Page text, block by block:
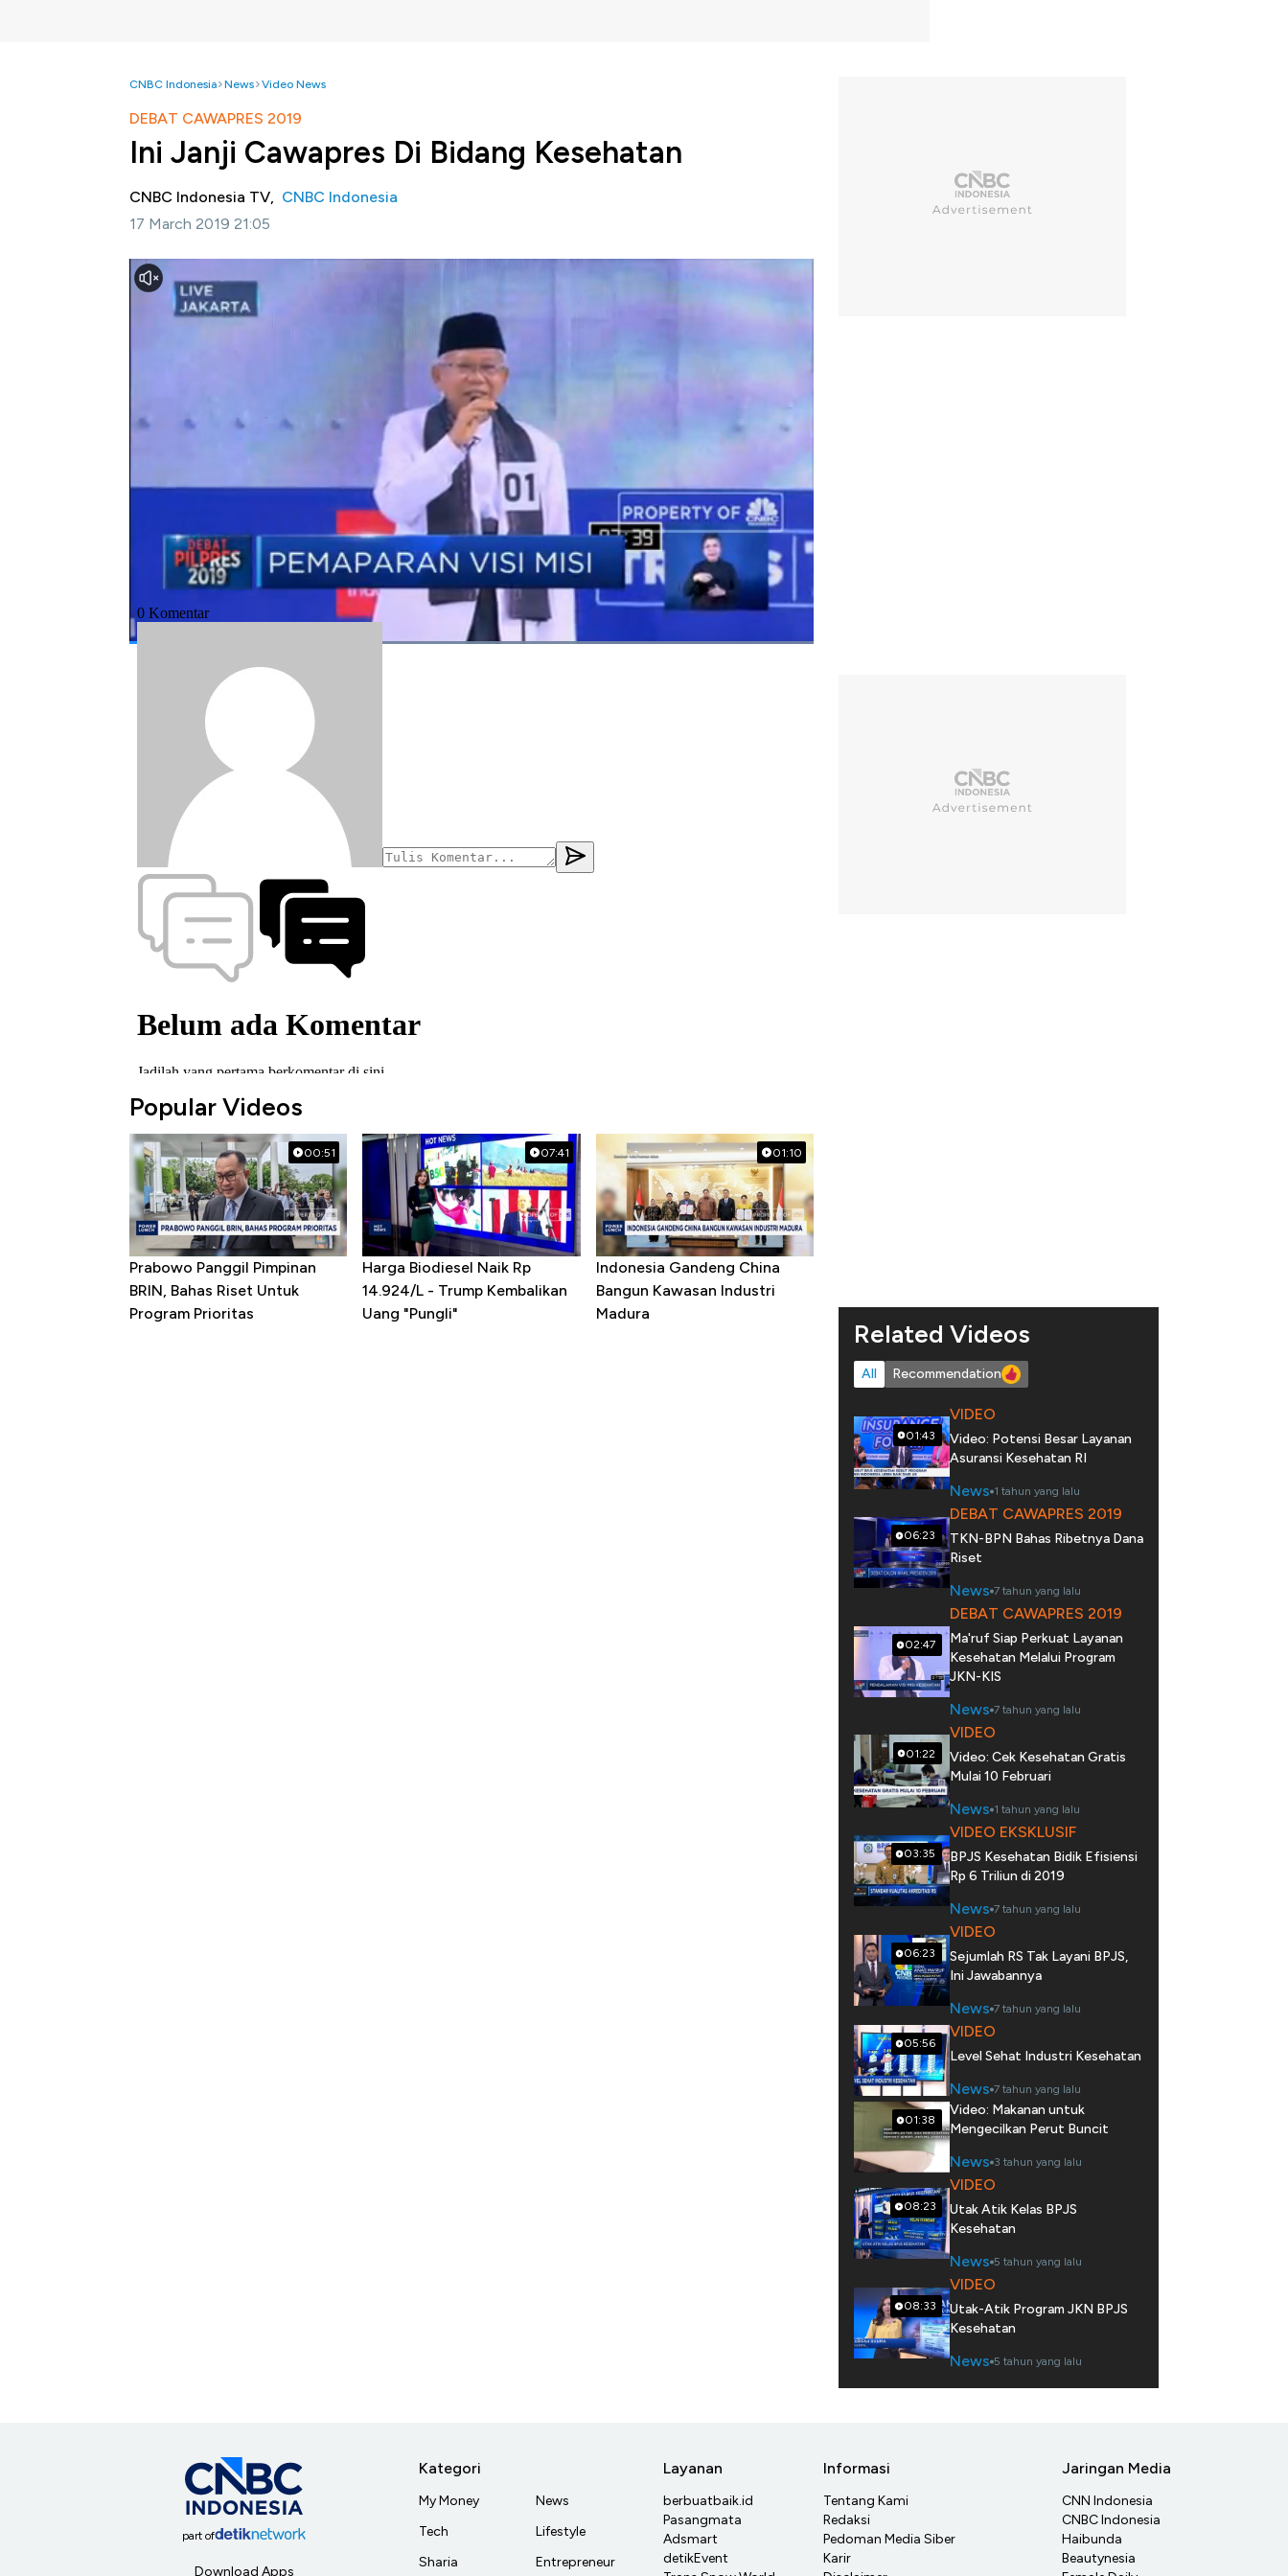
CNBC Indonesia News Video News
DEBAT CAWAPRES 2019
Ini Janji Cawapres Di Bidang Kesehatan
CNBC Indonesia TV, CNBC Indonesia
17 March 2019 21:05
Jakarta, CNBC Indonesia -
Para calon wakil presiden memaparkan visi dan misi, salah satunya di
bidang kesehatan. Simak janji Cawapres Nomor Urut 01 untuk melanjutkan program Jaminan
Kesehatan Nasional. Sedangkan Cawapres Nomor Urut 02 berjanji untuk memperbaiki defisit
Selengkapnya dalam Debat Cawapres 2019 yang digelar Komisi Pemilihan Umum di Hotel Sultan,
Jakarta (Minggu, 17/03/2019) di video berikut ini.
Bagikan:
#visi misi cawapres 2019 #kesehatan #jkn #bpjs kesehatan
Popular Videos
00:51
Prabowo Panggil Pimpinan
BRIN, Bahas Riset Untuk
Program Prioritas
07:41
Harga Biodiesel Naik Rp
14.924/L - Trump Kembalikan
Uang "Pungli"
01:10
Indonesia Gandeng China
Bangun Kawasan Industri
Madura
Related Videos
All Recommendation
01:43
VIDEO
Video: Potensi Besar Layanan
Asuransi Kesehatan RI
News 1 tahun yang lalu
06:23
DEBAT CAWAPRES 2019
TKN-BPN Bahas Ribetnya Dana
Riset
News 7 tahun yang lalu
02:47
DEBAT CAWAPRES 2019
Ma'ruf Siap Perkuat Layanan
Kesehatan Melalui Program
JKN-KIS
News 7 tahun yang lalu
01:22
VIDEO
Video: Cek Kesehatan Gratis
Mulai 10 Februari
News 1 tahun yang lalu
03:35
VIDEO EKSKLUSIF
BPJS Kesehatan Bidik Efisiensi
Rp 6 Triliun di 2019
News 7 tahun yang lalu
06:23
VIDEO
Sejumlah RS Tak Layani BPJS,
Ini Jawabannya
News 7 tahun yang lalu
05:56
VIDEO
Level Sehat Industri Kesehatan
News 7 tahun yang lalu
01:38
Video: Makanan untuk
Mengecilkan Perut Buncit
News 3 tahun yang lalu
08:23
VIDEO
Utak Atik Kelas BPJS
Kesehatan
News 5 tahun yang lalu
08:33
VIDEO
Utak-Atik Program JKN BPJS
Kesehatan
News 5 tahun yang lalu
part of
Download Apps
Kategori
My Money
Tech
Sharia
News
Lifestyle
Entrepreneur
Layanan
berbuatbaik.id
Pasangmata
Adsmart
detikEvent
Informasi
Tentang Kami
Redaksi
Pedoman Media Siber
Karir
Jaringan Media
CNN Indonesia
CNBC Indonesia
Haibunda
Beautynesia